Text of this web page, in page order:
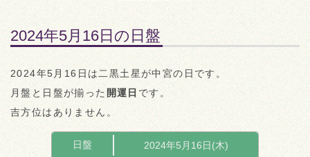
2024年5月16日の日盤
2024年5月16日は二黒土星が中宮の日です。
月盤と日盤が揃った 開運日 です。
吉方位はありません。
日盤 2024年5月16日(木)